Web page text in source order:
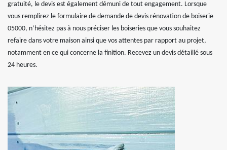
gratuité, le devis est également démuni de tout engagement. Lorsque
vous remplirez le formulaire de demande de devis rénovation de boiserie
05000, n’hésitez pas à nous préciser les boiseries que vous souhaitez
refaire dans votre maison ainsi que vos attentes par rapport au projet,
notamment en ce qui concerne la finition. Recevez un devis détaillé sous
24 heures.